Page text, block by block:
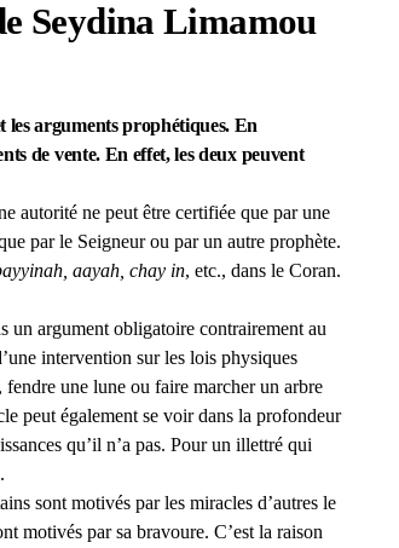
Seydina Limamou
les arguments prophétiques. En
de vente. En effet, les deux peuvent
autorité ne peut être certifiée que par une
par le Seigneur ou par un autre prophète.
aayah, chay in, etc., dans le Coran.
un argument obligatoire contrairement au
intervention sur les lois physiques
une lune ou faire marcher un arbre
peut également se voir dans la profondeur
qu’il n’a pas. Pour un illettré qui
sont motivés par les miracles d’autres le
motivés par sa bravoure. C’est la raison